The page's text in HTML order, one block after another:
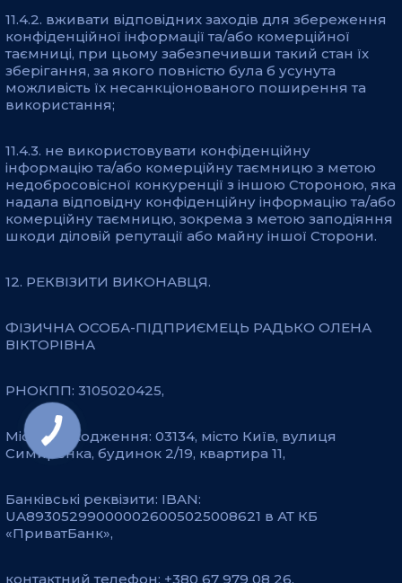
11.4.2. вживати відповідних заходів для збереження
конфіденційної інформації та/або комерційної
таємниці, при цьому забезпечивши такий стан їх
зберігання, за якого повністю була б усунута
можливість їх несанкціонованого поширення та
використання;
11.4.3. не використовувати конфіденційну
інформацію та/або комерційну таємницю з метою
недобросовісної конкуренції з іншою Стороною, яка
надала відповідну конфіденційну інформацію та/або
комерційну таємницю, зокрема з метою заподіяння
шкоди діловій репутації або майну іншої Сторони.
12. РЕКВІЗИТИ ВИКОНАВЦЯ.
ФІЗИЧНА ОСОБА-ПІДПРИЄМЕЦЬ РАДЬКО ОЛЕНА
ВІКТОРІВНА
РНОКПП: 3105020425,
Місцезнаходження: 03134, місто Київ, вулиця
Симиренка, будинок 2/19, квартира 11,
Банківські реквізити: IBAN:
UA893052990000026005025008621 в АТ КБ
«ПриватБанк»,
контактний телефон: +380 67 979 08 26,